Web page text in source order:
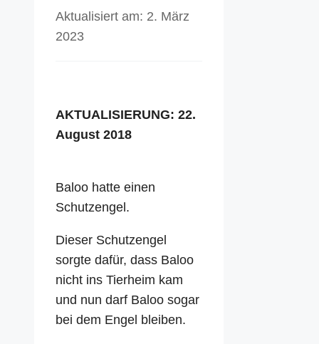
2. März
2023
AKTUALISIERUNG: 22.
August 2018
Baloo hatte einen
Schutzengel.
Dieser Schutzengel
sorgte dafür, dass Baloo
nicht ins Tierheim kam
und nun darf Baloo sogar
bei dem Engel bleiben.